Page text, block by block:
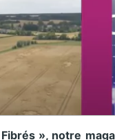
», notre